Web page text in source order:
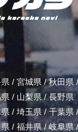
/ 宮城県 /秋田県
/ 山梨県/長野県
/ 埼玉県/ 千葉県
/ 福井県/岐阜県